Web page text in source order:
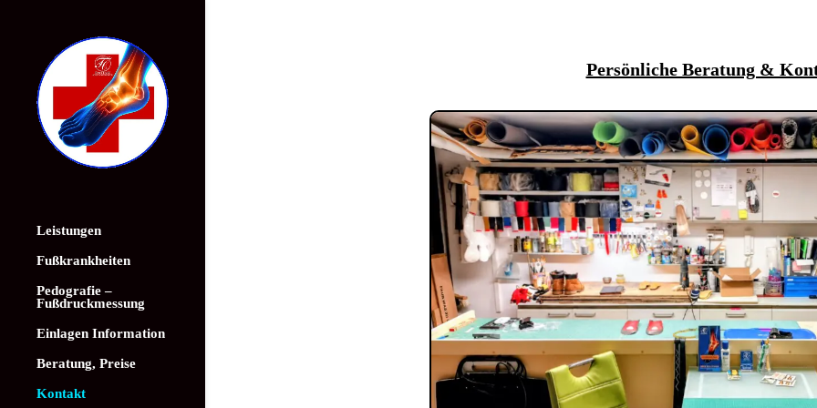
Leistungen
Fußkrankheiten
Pedografie –
Fußdruckmessung
Einlagen Information
Beratung, Preise
Kontakt
Persönliche Beratung &